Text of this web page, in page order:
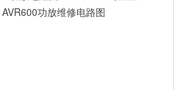
功放维修电路图